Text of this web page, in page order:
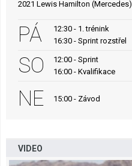
2021 Lewis Hamilton (Mercedes)
PÁ
12:30 - 1. trénink
16:30 - Sprint rozstřel
SO
12:00 - Sprint
16:00 - Kvalifikace
NE 15:00 - Závod
VIDEO